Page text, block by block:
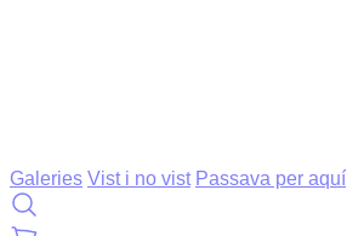
Galeries Vist i no vist Passava per aquí